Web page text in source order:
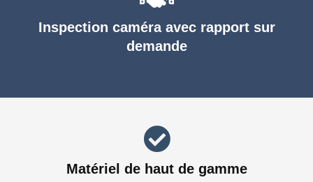
Inspection caméra avec rapport sur
demande
Matériel de haut de gamme